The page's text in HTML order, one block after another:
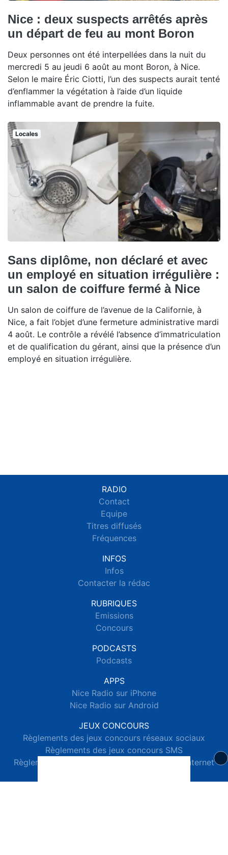
Nice : deux suspects arrêtés après
un départ de feu au mont Boron
Deux personnes ont été interpellées dans la nuit du
mercredi 5 au jeudi 6 août au mont Boron, à Nice.
Selon le maire Éric Ciotti, l’un des suspects aurait tenté
d’enflammer la végétation à l’aide d’un liquide
inflammable avant de prendre la fuite.
Locales
Sans diplôme, non déclaré et avec
un employé en situation irrégulière :
un salon de coiffure fermé à Nice
Un salon de coiffure de l’avenue de la Californie, à
Nice, a fait l’objet d’une fermeture administrative mardi
4 août. Le contrôle a révélé l’absence d’immatriculation
et de qualification du gérant, ainsi que la présence d’un
employé en situation irrégulière.
RADIO
Contact
Equipe
Titres diffusés
Fréquences
INFOS
Infos
Contacter la rédac
RUBRIQUES
Emissions
Concours
PODCASTS
Podcasts
APPS
Nice Radio sur iPhone
Nice Radio sur Android
JEUX CONCOURS
Règlements des jeux concours réseaux sociaux
Règlements des jeux concours SMS
Règlements des jeux concours téléphone et internet